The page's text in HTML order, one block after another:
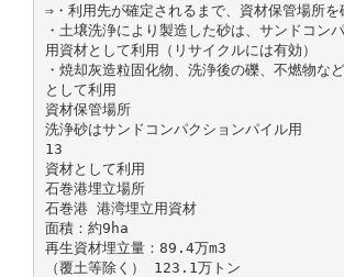
⇒・利用先が確定されるまで、資材保管場所を
・土壌洗浄により製造した砂は、サンドコン
用資材として利用（リサイクルには有効）
・焼却灰造粒固化物、洗浄後の礫、不燃物な
として利用
資材保管場所
洗浄砂はサンドコンパクションパイル用
13
資材として利用
石巻港埋立場所
石巻港 港湾埋立用資材
面積：約9ha
再生資材埋立量：89.4万m3
（覆土等除く） 123.1万トン